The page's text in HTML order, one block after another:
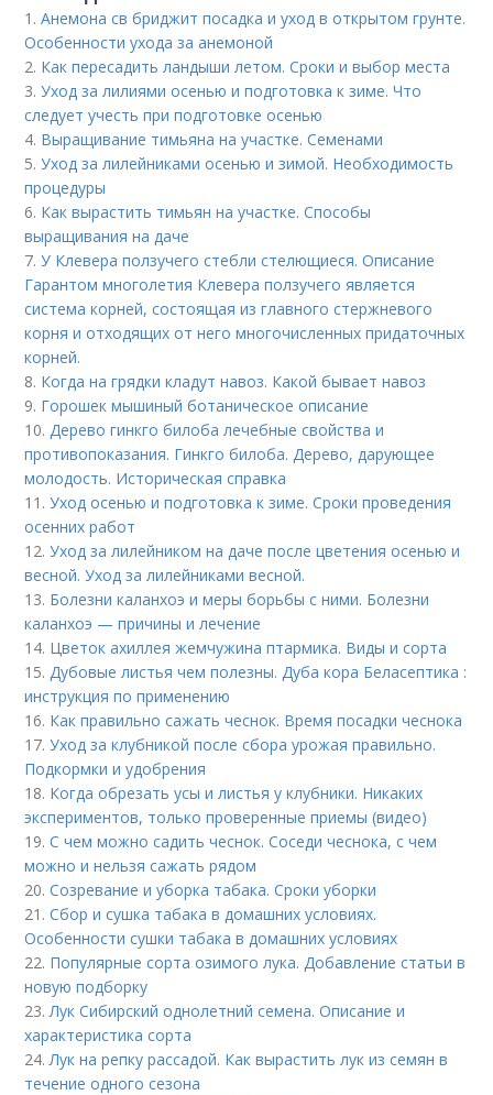
1.Анемона св бриджит посадка и уход в открытом грунте.
Особенности ухода за анемоной
2. Как пересадить ландыши летом. Сроки и выбор места
3.Уход за лилиями осенью и подготовка к зиме. Что
следует учесть при подготовке осенью
4. Выращивание тимьяна на участке. Семенами
5.Уход за лилейниками осенью и зимой. Необходимость
процедуры
6. Как вырастить тимьян на участке. Способы
выращивания на даче
7.У Клевера ползучего стебли стелющиеся. Описание
Гарантом многолетия Клевера ползучего является
система корней, состоящая из главного стержневого
корня и отходящих от него многочисленных придаточных
корней.
8. Когда на грядки кладут навоз. Какой бывает навоз
9. Горошек мышиный ботаническое описание
10. Дерево гинкго билоба лечебные свойства и
противопоказания. Гинкго билоба. Дерево, дарующее
молодость. Историческая справка
11.Уход осенью и подготовка к зиме. Сроки проведения
осенних работ
12.Уход за лилейником на даче после цветения осенью и
весной. Уход за лилейниками весной.
13. Болезни каланхоэ и меры борьбы с ними. Болезни
каланхоэ — причины и лечение
14. Цветок ахиллея жемчужина птармика. Виды и сорта
15. Дубовые листья чем полезны. Дуба кора Беласептика :
инструкция по применению
16. Как правильно сажать чеснок. Время посадки чеснока
17.Уход за клубникой после сбора урожая правильно.
Подкормки и удобрения
18. Когда обрезать усы и листья у клубники. Никаких
экспериментов, только проверенные приемы (видео)
19.С чем можно садить чеснок. Соседи чеснока, с чем
можно и нельзя сажать рядом
20.Созревание и уборка табака. Сроки уборки
21.Сбор и сушка табака в домашних условиях.
Особенности сушки табака в домашних условиях
22. Популярные сорта озимого лука. Добавление статьи в
новую подборку
23. Лук Сибирский однолетний семена. Описание и
характеристика сорта
24. Лук на репку рассадой. Как вырастить лук из семян в
течение одного сезона